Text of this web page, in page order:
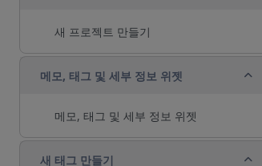
새 프로젝트 만들기
메모, 태그 및 세부 정보 위젯 축소
메모, 태그 및 세부 정보 위젯
새 태그 만들기 축소